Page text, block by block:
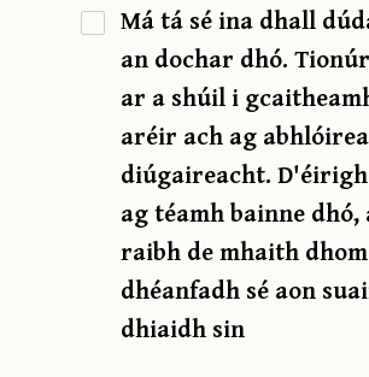
Má tá sé ina dhall
an dochar dhó.
ar a shúil i
aréir ach ag
diúgaireacht.
ag téamh bainne dhó,
raibh de mhaith
dhéanfadh sé aon
dhiaidh sin